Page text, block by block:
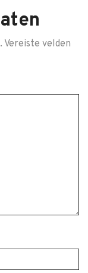
Vereiste velden